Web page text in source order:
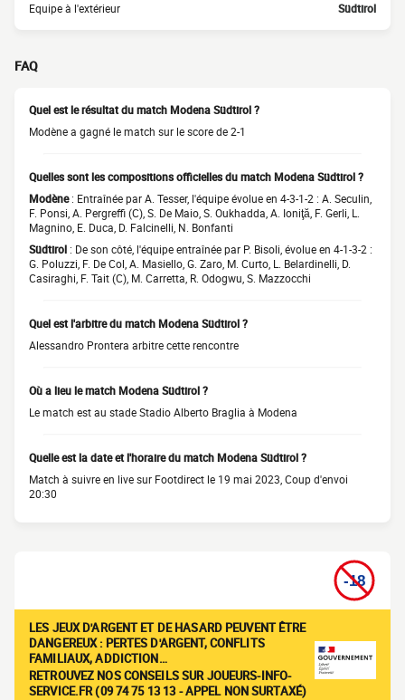
Equipe à l'extérieur Südtirol
FAQ
Quel est le résultat du match Modena Südtirol ?
Modène a gagné le match sur le score de 2-1
Quelles sont les compositions officielles du match Modena Südtirol ?
Modène: Entraînée par A. Tesser, l'équipe évolue en 4-3-1-2 : A. Seculin,
F. Ponsi, A. Pergreffi (C), S. De Maio, S. Oukhadda, A. Ioniţă, F. Gerli, L.
Magnino, E. Duca, D. Falcinelli, N. Bonfanti
Südtirol : De son côté, l'équipe entraînée par P. Bisoli, évolue en 4-1-3-2 :
G. Poluzzi, F. De Col, A. Masiello, G. Zaro, M. Curto, L. Belardinelli, D.
Casiraghi, F. Tait (C), M. Carretta, R. Odogwu, S. Mazzocchi
Quel est l'arbitre du match Modena Südtirol ?
Alessandro Prontera arbitre cette rencontre
Où a lieu le match Modena Südtirol ?
Le match est au stade Stadio Alberto Braglia à Modena
Quelle est la date et l'horaire du match Modena Südtirol ?
Match à suivre en live sur Footdirect le 19 mai 2023, Coup d'envoi
20:30
LES JEUX D'ARGENT ET DE HASARD PEUVENT ÊTRE
DANGEREUX : PERTES D'ARGENT, CONFLITS
FAMILIAUX, ADDICTION…
RETROUVEZ NOS CONSEILS SUR JOUEURS-INFO-
SERVICE.FR (09 74 75 13 13 - APPEL NON SURTAXÉ)